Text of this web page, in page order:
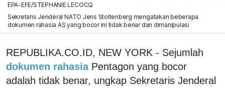
EPA-EFE/STEPHANIE LECOCQ
Sekretaris Jenderal NATO Jens Stoltenberg mengatakan beberapa
dokumen rahasia AS yang bocor ini tidak benar dan dimanipulasi
REPUBLIKA.CO.ID, NEW YORK - Sejumlah
dokumen rahasia Pentagon yang bocor
adalah tidak benar, ungkap Sekretaris Jenderal